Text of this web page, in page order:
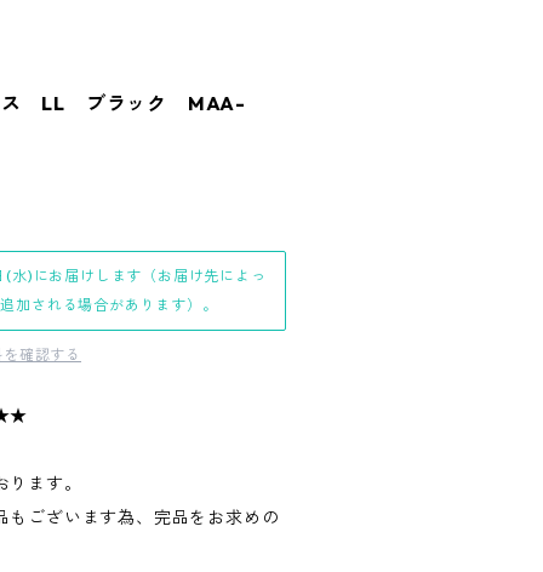
ス LL ブラック MAA-
水)にお届けします（お届け先によっ
加される場合があります）。
確認する
ます。
ございます為、完品をお求めの